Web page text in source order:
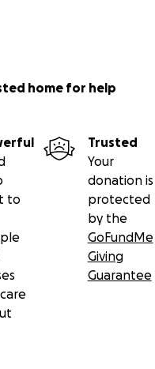
home for help
to
Trusted
Your
donation is
protected
by the
GoFundMe
Giving
Guarantee